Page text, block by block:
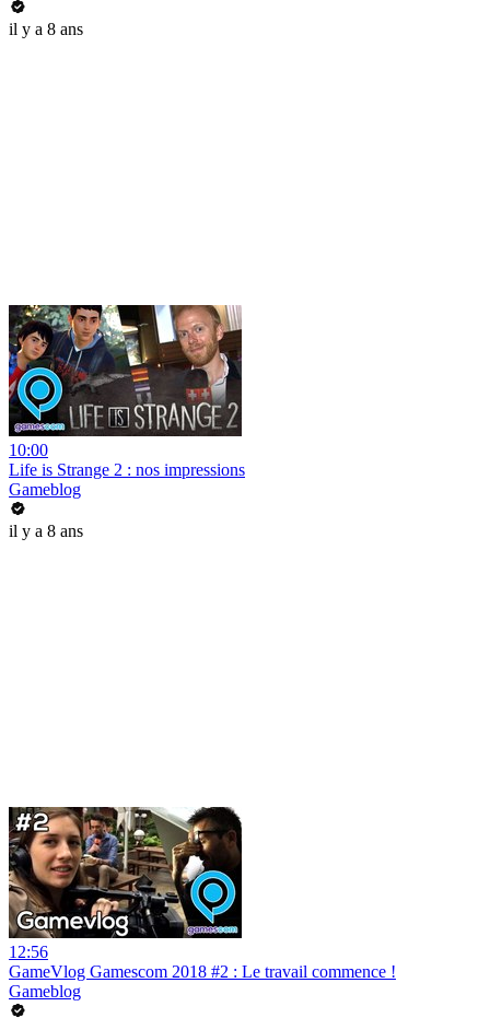
il y a 8 ans
10:00
Life is Strange 2 : nos impressions
Gameblog
il y a 8 ans
12:56
GameVlog Gamescom 2018 #2 : Le travail commence !
Gameblog